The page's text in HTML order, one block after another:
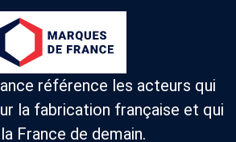
référence les acteurs qui
la fabrication française et qui
France de demain.